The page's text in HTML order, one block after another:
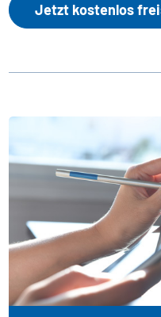
Jetzt kostenlos